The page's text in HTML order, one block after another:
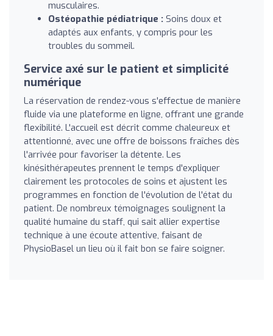
musculaires.
Ostéopathie pédiatrique : Soins doux et
adaptés aux enfants, y compris pour les
troubles du sommeil.
Service axé sur le patient et simplicité
numérique
La réservation de rendez-vous s'effectue de manière
fluide via une plateforme en ligne, offrant une grande
flexibilité. L'accueil est décrit comme chaleureux et
attentionné, avec une offre de boissons fraîches dès
l'arrivée pour favoriser la détente. Les
kinésithérapeutes prennent le temps d'expliquer
clairement les protocoles de soins et ajustent les
programmes en fonction de l'évolution de l'état du
patient. De nombreux témoignages soulignent la
qualité humaine du staff, qui sait allier expertise
technique à une écoute attentive, faisant de
PhysioBasel un lieu où il fait bon se faire soigner.